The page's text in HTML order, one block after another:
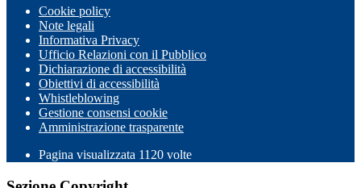
Cookie policy
Note legali
Informativa Privacy
Ufficio Relazioni con il Pubblico
Dichiarazione di accessibilità
Obiettivi di accessibilità
Whistleblowing
Gestione consensi cookie
Amministrazione trasparente
Pagina visualizzata 1120 volte